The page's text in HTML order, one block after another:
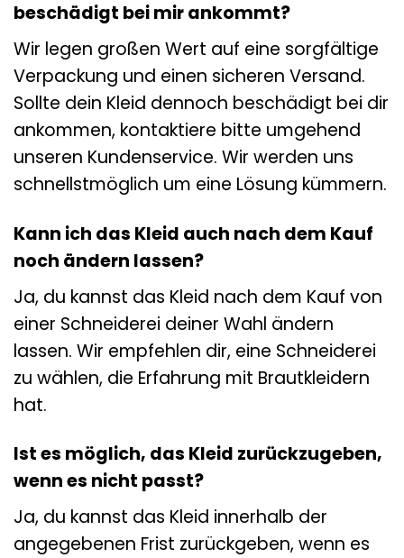
beschädigt bei mir ankommt?
Wir legen großen Wert auf eine sorgfältige
Verpackung und einen sicheren Versand.
Sollte dein Kleid dennoch beschädigt bei dir
ankommen, kontaktiere bitte umgehend
unseren Kundenservice. Wir werden uns
schnellstmöglich um eine Lösung kümmern.
Kann ich das Kleid auch nach dem Kauf
noch ändern lassen?
Ja, du kannst das Kleid nach dem Kauf von
einer Schneiderei deiner Wahl ändern
lassen. Wir empfehlen dir, eine Schneiderei
zu wählen, die Erfahrung mit Brautkleidern
hat.
Ist es möglich, das Kleid zurückzugeben,
wenn es nicht passt?
Ja, du kannst das Kleid innerhalb der
angegebenen Frist zurückgeben, wenn es